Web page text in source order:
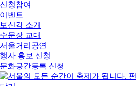
신청참여
이벤트
보신각 소개
수문장 교대
서울거리공연
행사 홍보 신청
문화공간등록 신청